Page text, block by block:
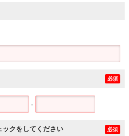
必須
-
クをしてください 必須